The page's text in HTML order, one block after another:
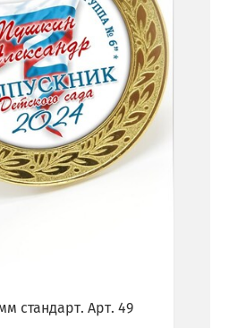
стандарт. Арт. 49